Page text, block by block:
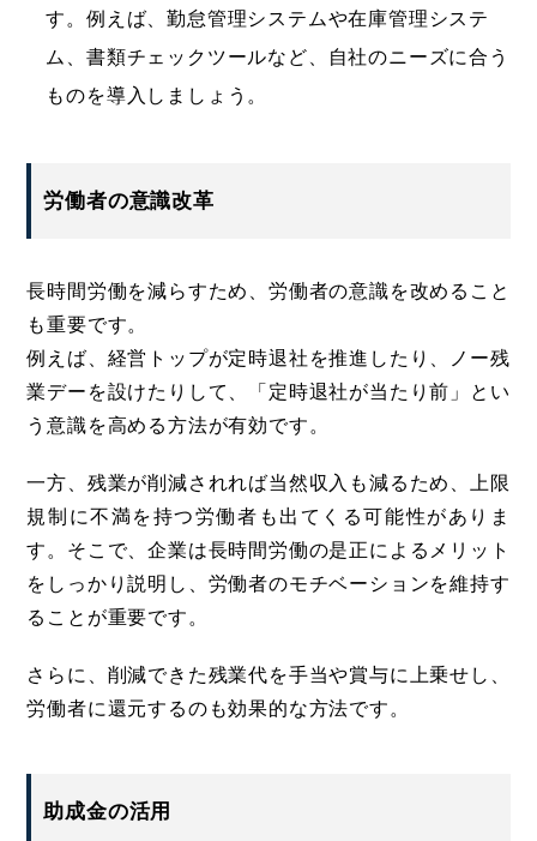
す。例えば、勤怠管理システムや在庫管理システ
ム、書類チェックツールなど、自社のニーズに合う
ものを導入しましょう。
労働者の意識改革
長時間労働を減らすため、労働者の意識を改めること
も重要です。
例えば、経営トップが定時退社を推進したり、ノー残
業デーを設けたりして、「定時退社が当たり前」とい
う意識を高める方法が有効です。
一方、残業が削減されれば当然収入も減るため、上限
規制に不満を持つ労働者も出てくる可能性がありま
す。そこで、企業は長時間労働の是正によるメリット
をしっかり説明し、労働者のモチベーションを維持す
ることが重要です。
さらに、削減できた残業代を手当や賞与に上乗せし、
労働者に還元するのも効果的な方法です。
助成金の活用